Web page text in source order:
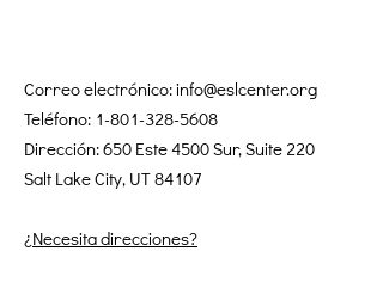
Correo electrónico:info@eslcenter.org
Teléfono: 1-801-328-5608
Dirección: 650 Este 4500 Sur, Suite 220
Salt Lake City, UT 84107
¿Necesita direcciones?